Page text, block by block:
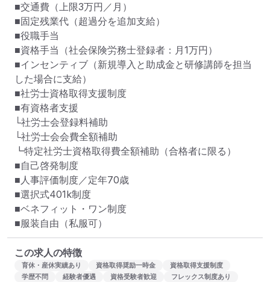
■交通費（上限3万円／月）
■固定残業代（超過分を追加支給）
■役職手当
■資格手当（社会保険労務士登録者：月1万円）
■インセンティブ（新規導入と助成金と研修講師を担当
した場合に支給）
■社労士資格取得支援制度
■有資格者支援
└社労士会登録料補助
└社労士会会費全額補助
┗特定社労士資格取得費全額補助（合格者に限る）
■自己啓発制度
■人事評価制度／定年70歳
■選択式401k制度
■ベネフィット・ワン制度
■服装自由（私服可）
この求人の特徴
育休・産休実績あり 資格取得奨励一時金
資格取得支援制度
学歴不問
経験者優遇 資格受験者歓迎
フレックス制度あり